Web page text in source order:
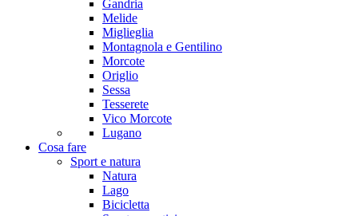
Gandria
Melide
Miglieglia
Montagnola e Gentilino
Morcote
Origlio
Sessa
Tesserete
Vico Morcote
Lugano
Cosa fare
Sport e natura
Natura
Lago
Bicicletta